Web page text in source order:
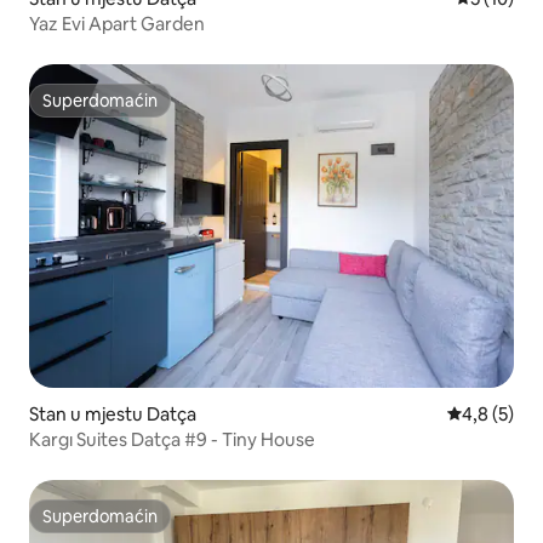
Yaz Evi Apart Garden
Superdomaćin
Superdomaćin
Stan u mjestu Datça Prosječna
4,8 (5)
Kargı Suites Datça #9 - Tiny House
Superdomaćin
Superdomaćin